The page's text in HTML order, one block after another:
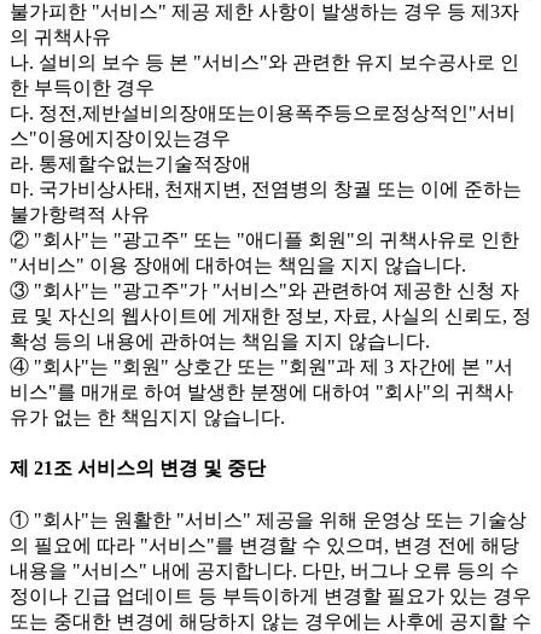
불가피한 "서비스" 제공 제한 사항이 발생하는 경우 등 제3자
의 귀책사유
나. 설비의 보수 등 본 "서비스"와 관련한 유지 보수공사로 인
한 부득이한 경우
다. 정전,제반설비의장애또는이용폭주등으로정상적인"서비
스"이용에지장이있는경우
라. 통제할수없는기술적장애
마. 국가비상사태, 천재지변, 전염병의 창궐 또는 이에 준하는
불가항력적 사유
② "회사"는 "광고주" 또는 "애디플 회원"의 귀책사유로 인한
"서비스" 이용 장애에 대하여는 책임을 지지 않습니다.
③ "회사"는 "광고주"가 "서비스"와 관련하여 제공한 신청 자
료 및 자신의 웹사이트에 게재한 정보, 자료, 사실의 신뢰도, 정
확성 등의 내용에 관하여는 책임을 지지 않습니다.
④ "회사"는 "회원" 상호간 또는 "회원"과 제 3 자간에 본 "서
비스"를 매개로 하여 발생한 분쟁에 대하여 "회사"의 귀책사
유가 없는 한 책임지지 않습니다.
제 21조 서비스의 변경 및 중단
① "회사"는 원활한 "서비스" 제공을 위해 운영상 또는 기술상
의 필요에 따라 "서비스"를 변경할 수 있으며, 변경 전에 해당
내용을 "서비스" 내에 공지합니다. 다만, 버그나 오류 등의 수
정이나 긴급 업데이트 등 부득이하게 변경할 필요가 있는 경우
또는 중대한 변경에 해당하지 않는 경우에는 사후에 공지할 수